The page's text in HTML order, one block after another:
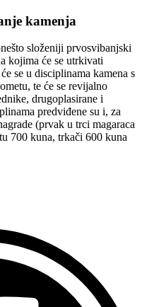
kamenja
složeniji prvosvibanjski
kojima će se utrkivati
se u disciplinama kamena s
te će se revijalno
drugoplasirane i
predviđene su i, za
(prvak u trci magaraca
700 kuna, trkači 600 kuna